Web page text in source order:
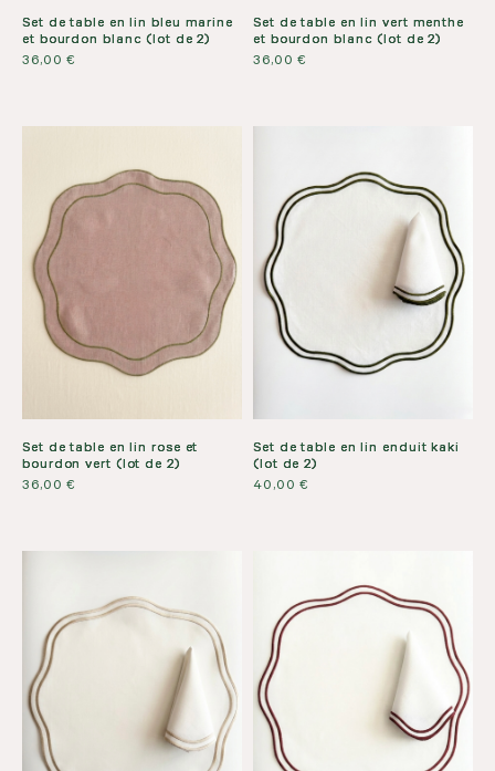
Set de table en lin bleu marine
et bourdon blanc (lot de 2)
36,00€
Set de table en lin vert menthe
et bourdon blanc (lot de 2)
36,00€
Set de table en lin rose et
bourdon vert (lot de 2)
36,00€
Set de table en lin enduit kaki
(lot de 2)
40,00€